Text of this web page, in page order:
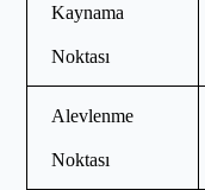
Kaynama
Noktası
Alevlenme
Noktası